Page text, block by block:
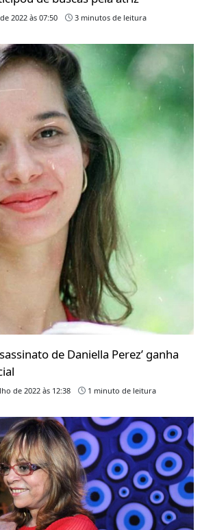
2022 às 07:50 3 minutos de leitura
de Daniella Perez’ ganha
de 2022 às 12:38 1 minuto de leitura